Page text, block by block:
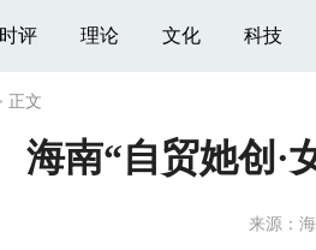
时评 理论 文化 科技
正文
海南“自贸她创·
来源：